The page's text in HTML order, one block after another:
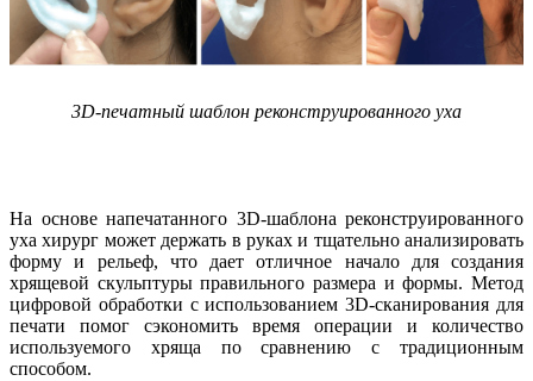
3D-печатный шаблон реконструированного уха
На основе напечатанного 3D-шаблона реконструированного
уха хирург может держать в руках и тщательно анализировать
форму и рельеф, что дает отличное начало для создания
хрящевой скульптуры правильного размера и формы. Метод
цифровой обработки с использованием 3D-сканирования для
печати помог сэкономить время операции и количество
используемого хряща по сравнению с традиционным
способом.